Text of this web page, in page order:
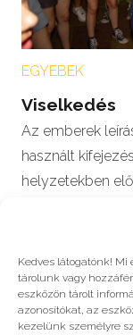
Kedves látogatónk!
tárolunk vagy
eszközön tárolt
azonosítókat, az
kezelünk személyre
EGYEBEK
Viselkedés
Az emberek
használt
helyzetekben
#2024